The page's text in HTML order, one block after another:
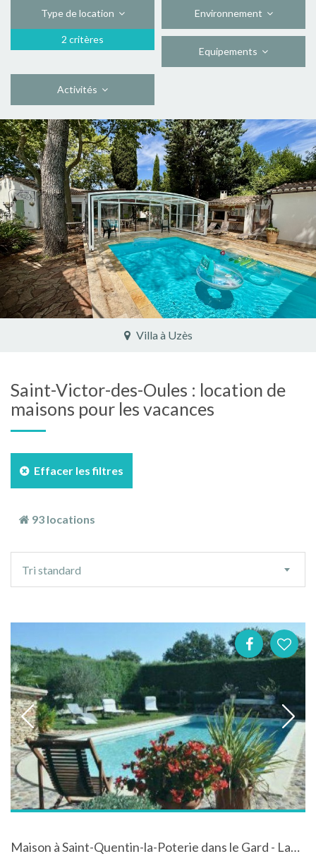
Type de location
2 critères
Environnement
Equipements
Activités
Villa à Saint-Dézéry
Saint-Victor-des-Oules : location de
maisons pour les vacances
Effacer les filtres
93 locations
tri
Tri standard
Maison à Saint-Quentin-la-Poterie dans le Gard - Languedoc-Roussillon avec grande piscine et jardin